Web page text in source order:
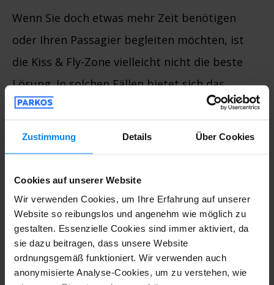
Zustimmung Details Über Cookies
Cookies auf unserer Website
Wir verwenden Cookies, um Ihre Erfahrung auf unserer
Website so reibungslos und angenehm wie möglich zu
gestalten. Essenzielle Cookies sind immer aktiviert, da
sie dazu beitragen, dass unsere Website
ordnungsgemäß funktioniert. Wir verwenden auch
anonymisierte Analyse-Cookies, um zu verstehen, wie
Wenn Sie doch etwas mehr Zeit benötigen
oder Ihren Passagier begleiten möchten, ist
die Kiss & Fly-Zone vielleicht nicht die beste
Lösung. In solchen Fällen bietet sich das
Parken auf einem regulären Parkplatz an.
Doch wo parkt man am besten und
günstigsten?
Vergleichsplattform für
Flughafenparkplätze. Mit Parkos können Sie
ganz einfach die besten und preiswertesten
Parkmöglichkeiten in der Nähe des